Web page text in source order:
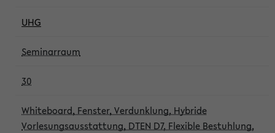
UHG
Seminarraum
30
Whiteboard, Fenster, Verdunklung, Hybride
Vorlesungsausstattung, DTEN D7, Flexible Bestuhlung,